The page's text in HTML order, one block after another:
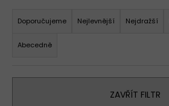
a
Doporučujeme Nejlevnější Nejdražší
Abecedně
ZAVŘÍT FILTR
?
D